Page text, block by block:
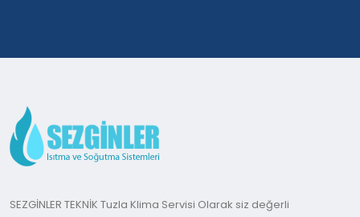
SEZGİNLER TEKNİK Tuzla Klima Servisi Olarak siz değerli